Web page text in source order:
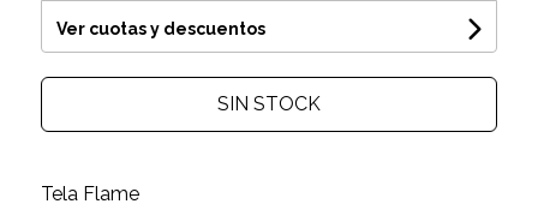
Ver cuotas y descuentos
SIN STOCK
Tela Flame